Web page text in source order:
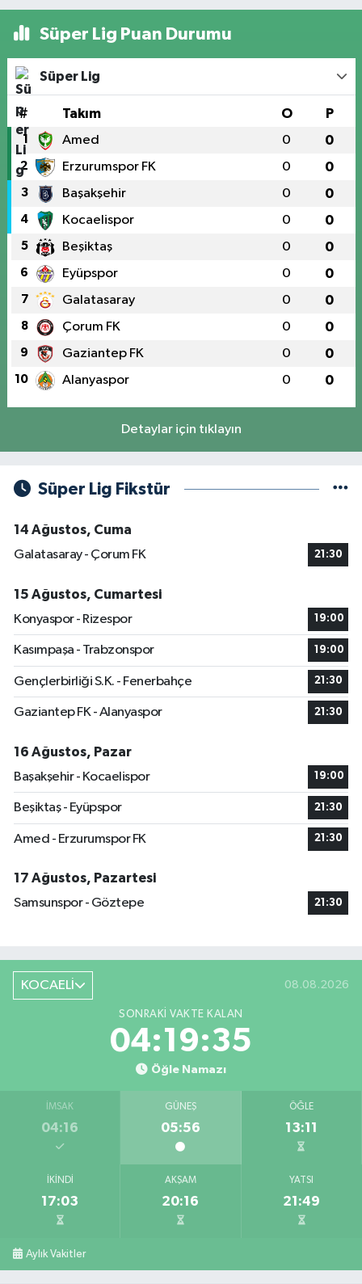
Süper Lig Puan Durumu
Süper Lig
# Takım O P
1 Amed 0 0
2 Erzurumspor FK 0 0
3 Başakşehir 0 0
4 Kocaelispor 0 0
5 Beşiktaş 0 0
6 Eyüpspor 0 0
7 Galatasaray 0 0
8 Çorum FK 0 0
9 Gaziantep FK 0 0
10 Alanyaspor 0 0
Detaylar için tıklayın
Süper Lig Fikstür
14 Ağustos, Cuma
Galatasaray - Çorum FK
21:30
15 Ağustos, Cumartesi
Konyaspor - Rizespor
19:00
Kasımpaşa - Trabzonspor 19:00
Gençlerbirliği S.K. - Fenerbahçe 21:30
Gaziantep FK - Alanyaspor 21:30
16 Ağustos, Pazar
Başakşehir - Kocaelispor
19:00
Beşiktaş - Eyüpspor 21:30
Amed - Erzurumspor FK 21:30
17 Ağustos, Pazartesi
Samsunspor - Göztepe
21:30
KOCAELİ 08.08.2026
SONRAKI VAKTE KALAN
04:19:35
Öğle Namazı
İMSAK
04:16
GÜNEŞ
05:56
ÖĞLE
13:11
İKINDI
17:03
AKŞAM
20:16
YATSI
21:49
Aylık Vakitler